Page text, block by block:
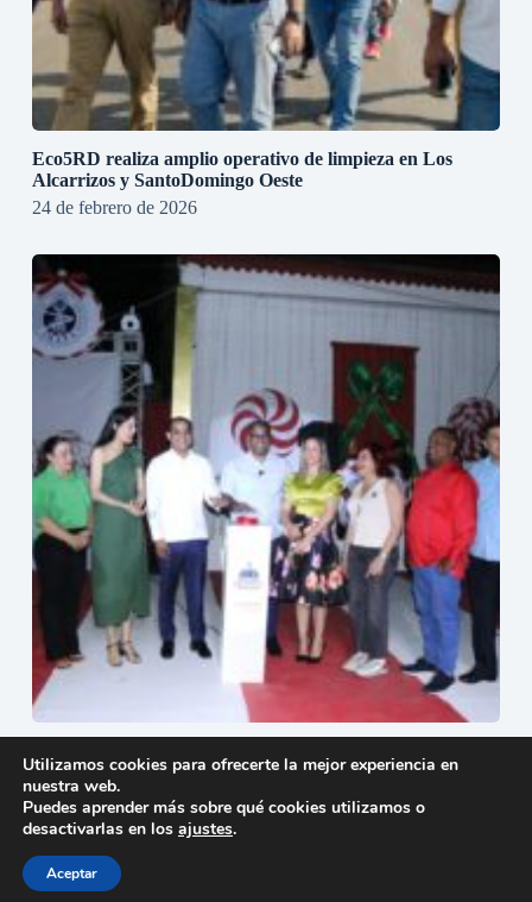
Eco5RD realiza amplio operativo de limpieza en Los
Alcarrizos y SantoDomingo Oeste
24 de febrero de 2026
Parque Mágico
15 de diciembre de 2025
Copyright © 2026 - Tema para WordPress de
Utilizamos cookies para ofrecerte la mejor experiencia en
nuestra web.
Puedes aprender más sobre qué cookies utilizamos o
desactivarlas en los ajustes.
Aceptar